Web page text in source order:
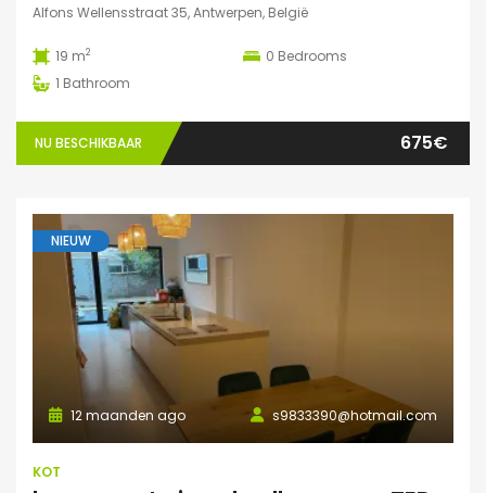
Alfons Wellensstraat 35, Antwerpen, België
19 m2 0 Bedrooms
1 Bathroom
NU BESCHIKBAAR 675€
NIEUW
s9833390@hotmail.com
12 maanden ago
KOT